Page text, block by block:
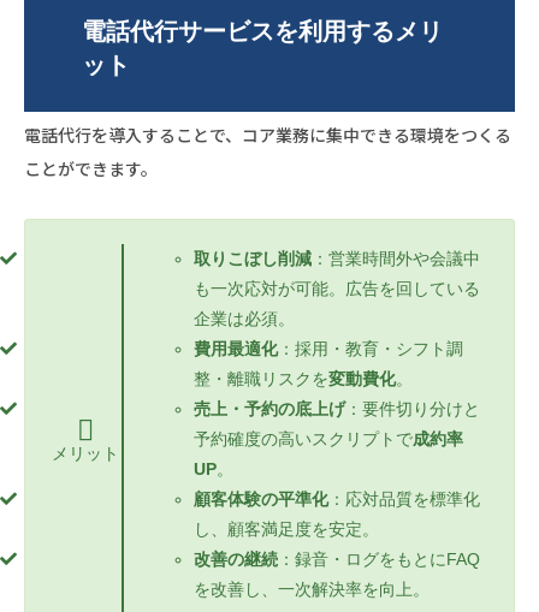
電話代行サービスを利用するメリ
ット
電話代行を導入することで、コア業務に集中できる環境をつくる
ことができます。
メリット
取りこぼし削減：営業時間外や会議中
も一次応対が可能。広告を回している
企業は必須。
費用最適化：採用・教育・シフト調
整・離職リスクを変動費化。
売上・予約の底上げ：要件切り分けと
予約確度の高いスクリプトで成約率
UP。
顧客体験の平準化：応対品質を標準化
し、顧客満足度を安定。
改善の継続：録音・ログをもとにFAQ
を改善し、一次解決率を向上。